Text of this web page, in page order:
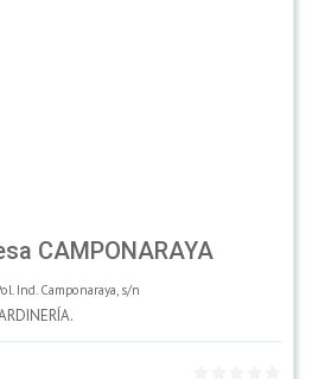
CAMPONARAYA
Ind. Camponaraya, s/n